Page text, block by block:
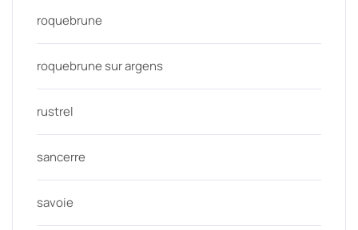
roquebrune
roquebrune sur argens
rustrel
sancerre
savoie